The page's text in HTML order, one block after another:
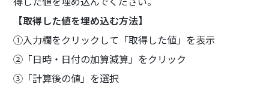
【取得した値を埋め込む方法】
①入力欄をクリックして「取得した値」を表示
②「日時・日付の加算減算」をクリック
③「計算後の値」を選択